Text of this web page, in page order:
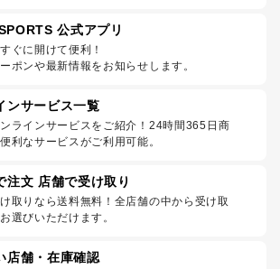
公式アプリ
ぐに開けて便利！
ポンや最新情報をお知らせします。
ンサービス一覧
ラインサービスをご紹介！24時間365日商
利なサービスがご利用可能。
注文 店舗で受け取り
取りなら送料無料！全店舗の中から受け取
選びいただけます。
店舗・在庫確認